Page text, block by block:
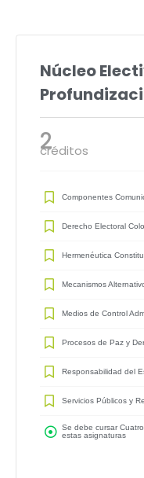
Núcleo
2
créditos
Componentes
Derecho Electoral
Hermenéutica
Mecanismos
Medios de Control
Procesos de Paz y
Responsabilidad del
Servicios Públicos y
Se debe cursar
estas asignaturas